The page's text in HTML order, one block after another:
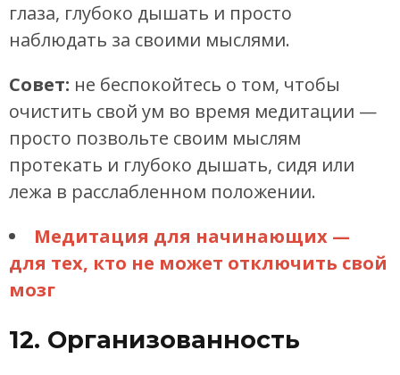
глаза, глубоко дышать и просто
наблюдать за своими мыслями.
Совет: не беспокойтесь о том, чтобы
очистить свой ум во время медитации —
просто позвольте своим мыслям
протекать и глубоко дышать, сидя или
лежа в расслабленном положении.
Медитация для начинающих —
для тех, кто не может отключить свой
мозг
12. Организованность